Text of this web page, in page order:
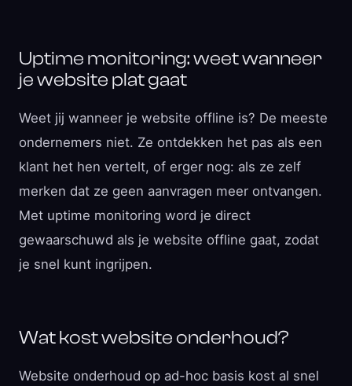
Uptime monitoring: weet wanneer
je website plat gaat
Weet jij wanneer je website offline is? De meeste
ondernemers niet. Ze ontdekken het pas als een
klant het hen vertelt, of erger nog: als ze zelf
merken dat ze geen aanvragen meer ontvangen.
Met uptime monitoring word je direct
gewaarschuwd als je website offline gaat, zodat
je snel kunt ingrijpen.
Wat kost website onderhoud?
Website onderhoud op ad-hoc basis kost al snel